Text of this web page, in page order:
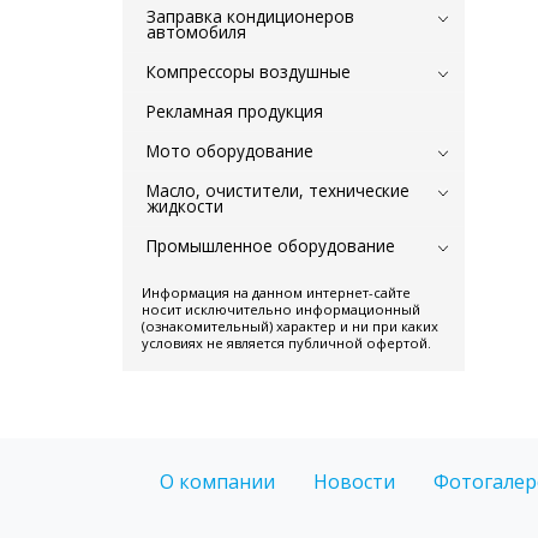
Заправка кондиционеров
автомобиля
Компрессоры воздушные
Рекламная продукция
Мото оборудование
Масло, очистители, технические
жидкости
Промышленное оборудование
Информация на данном интернет-сайте
носит исключительно информационный
(ознакомительный) характер и ни при каких
условиях не является публичной офертой.
О компании Новости